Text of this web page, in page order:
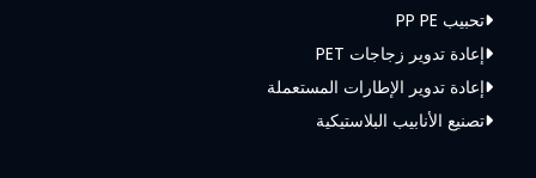
تحبيب PP PE
إعادة تدوير زجاجات PET
إعادة تدوير الإطارات المستعملة
تصنيع الأنابيب البلاستيكية